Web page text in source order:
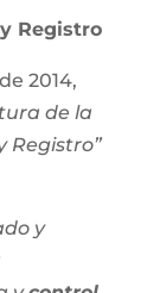
Registro
2014,
de la
Registro”
y